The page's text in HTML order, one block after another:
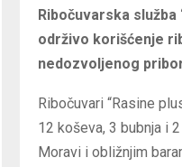
Ribočuvarska
održivo korišćenje
nedozvoljenog
Ribočuvari “Rasine
12 koševa, 3 bubnja i
Moravi i obližnjim